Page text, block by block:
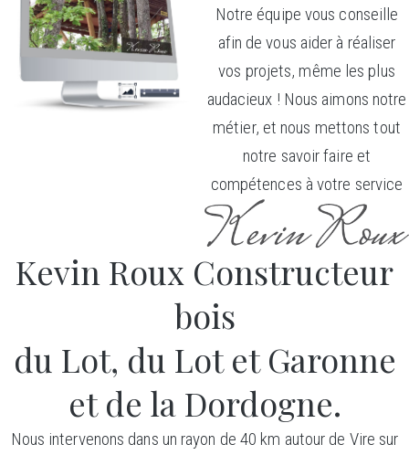
Notre équipe vous conseille
afin de vous aider à réaliser
vos projets, même les plus
audacieux ! Nous aimons notre
métier, et nous mettons tout
notre savoir faire et
compétences à votre service
Kevin Roux Constructeur
bois
du Lot, du Lot et Garonne
et de la Dordogne.
Nous intervenons dans un rayon de 40 km autour de Vire sur